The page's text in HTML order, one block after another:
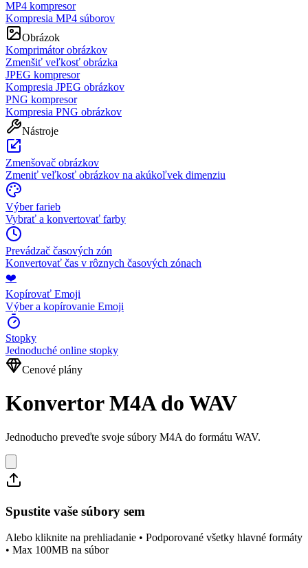
MP4 kompresor
Kompresia MP4 súborov
Obrázok
Komprimátor obrázkov
Zmenšiť veľkosť obrázka
JPEG kompresor
Kompresia JPEG obrázkov
PNG kompresor
Kompresia PNG obrázkov
Nástroje
Zmenšovač obrázkov
Zmeniť veľkosť obrázkov na akúkoľvek dimenziu
Výber farieb
Vybrať a konvertovať farby
Prevádzač časových zón
Konvertovať čas v rôznych časových zónach
❤️
Kopírovať Emoji
Výber a kopírovanie Emoji
Stopky
Jednoduché online stopky
Cenové plány
Konvertor M4A do WAV
Jednoducho preveďte svoje súbory M4A do formátu WAV.
Spustite vaše súbory sem
Alebo kliknite na prehliadanie • Podporované všetky hlavné formáty
• Max 100MB na súbor